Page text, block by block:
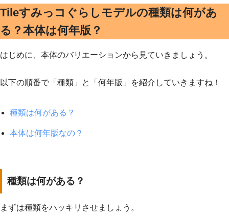
Tileすみっコぐらしモデルの種類は何があ
る？本体は何年版？
はじめに、本体のバリエーションから見ていきましょう。
以下の順番で「種類」と「何年版」を紹介していきますね！
種類は何がある？
本体は何年版なの？
種類は何がある？
まずは種類をハッキリさせましょう。